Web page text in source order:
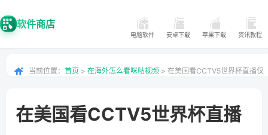
软件商店
电脑软件 安卓下载 苹果下载 资讯教程
当前位置： 首页 > 在海外怎么看咪咕视频 > 在美国看CCTV5世界杯直播仅
在美国看CCTV5世界杯直播